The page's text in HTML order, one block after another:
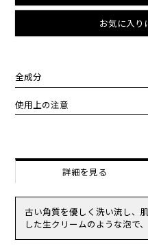
お気に入り
全成分
水 、グリセリン 、ミリスチン酸
水酸化Ｋ 、BG 、パルミチン酸
ポリクオタニウム－７ 、ポリク
酸 、グリコール酸 、クエン酸
香料
使用上の注意
皮膚科専門医等にご相談される
（1）使用中、赤味、はれ、か
（2）使用したお肌に、直射日
われた場合。
傷やはれもの、湿疹等、異常の
さい。
詳細を見る
古い角質を優しく洗い流し、
した生クリームのような泡で